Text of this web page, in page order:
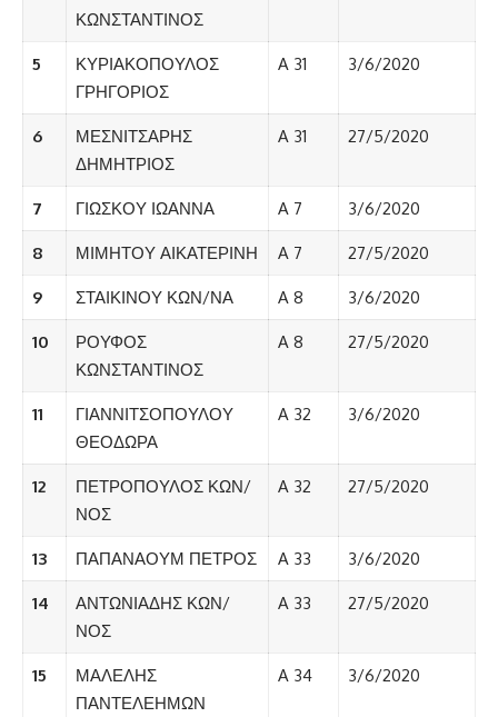
ΚΩΝΣΤΑΝΤΙΝΟΣ
5
ΚΥΡΙΑΚΟΠΟΥΛΟΣ
ΓΡΗΓΟΡΙΟΣ
A 31 3/6/2020
6
ΜΕΣΝΙΤΣΑΡΗΣ
ΔΗΜΗΤΡΙΟΣ
A 31 27/5/2020
7 ΓΙΩΣΚΟΥ ΙΩΑΝΝΑ A 7 3/6/2020
8 ΜΙΜΗΤΟΥ ΑΙΚΑΤΕΡΙΝΗ A 7 27/5/2020
9 ΣΤΑΙΚΙΝΟΥ ΚΩΝ/ΝΑ A 8 3/6/2020
10
ΡΟΥΦΟΣ
ΚΩΝΣΤΑΝΤΙΝΟΣ
A 8 27/5/2020
11
ΓΙΑΝΝΙΤΣΟΠΟΥΛΟΥ
ΘΕΟΔΩΡΑ
A 32 3/6/2020
12
ΠΕΤΡΟΠΟΥΛΟΣ ΚΩΝ/
ΝΟΣ
A 32 27/5/2020
13 ΠΑΠΑΝΑΟΥΜ ΠΕΤΡΟΣ A 33 3/6/2020
14
ΑΝΤΩΝΙΑΔΗΣ ΚΩΝ/
ΝΟΣ
A 33 27/5/2020
15
ΜΑΛΕΛΗΣ
ΠΑΝΤΕΛΕΗΜΩΝ
A 34 3/6/2020